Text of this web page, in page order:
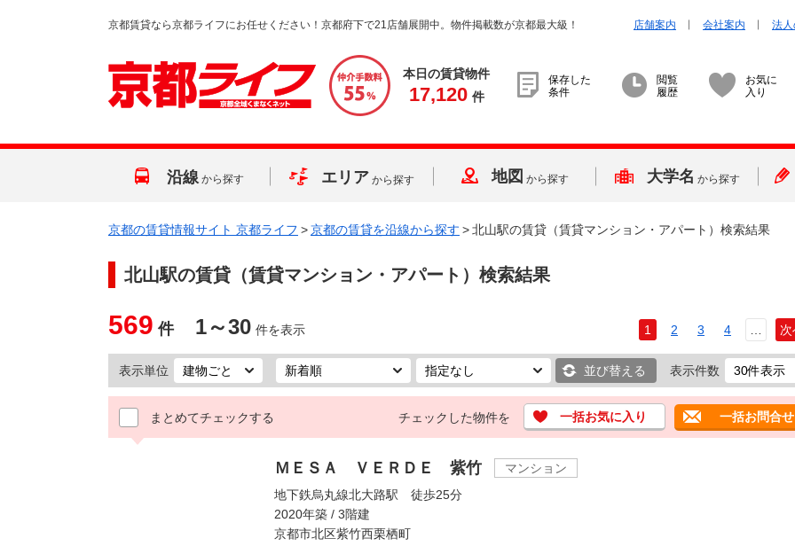
京都賃貸なら京都ライフにお任せください！京都府下で21店舗展開中。物件掲載数が京都最大級！ 店舗案内 会社案内 法
本日の賃貸物件
17,120 件
保存した
条件
閲覧
履歴
お気に
入り
沿線 から探す エリア から探す 地図 から探す 大学名 から探す
京都の賃貸情報サイト 京都ライフ >京都の賃貸を沿線から探す >北山駅の賃貸（賃貸マンション・アパート）検索結果
北山駅の賃貸（賃貸マンション・アパート）検索結果
569 件 1～30 件を表示 1 2 3 4
表示単位 並び替える 表示件数
まとめてチェックする チェックした物件を 一括お気に入り 一括お問合せ
ＭＥＳＡ ＶＥＲＤＥ 紫竹
マンション
地下鉄烏丸線北大路駅 徒歩25分
2020年築 / 3階建
京都市北区紫竹西栗栖町